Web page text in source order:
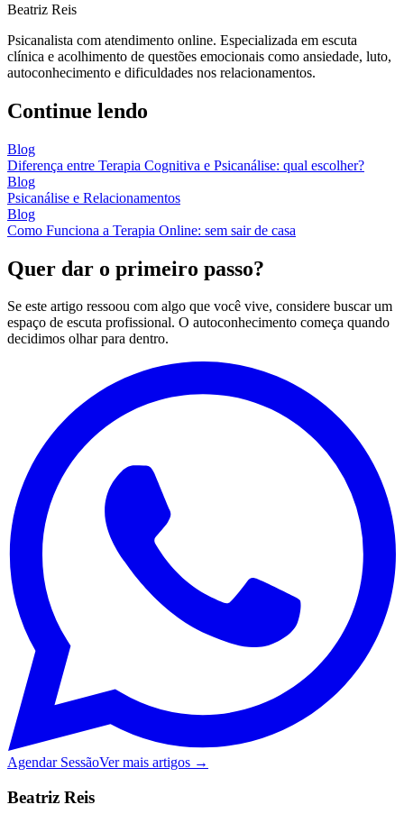
Beatriz Reis
Psicanalista com atendimento online. Especializada em escuta
clínica e acolhimento de questões emocionais como ansiedade, luto,
autoconhecimento e dificuldades nos relacionamentos.
Continue lendo
Blog
Diferença entre Terapia Cognitiva e Psicanálise: qual escolher?
Blog
Psicanálise e Relacionamentos
Blog
Como Funciona a Terapia Online: sem sair de casa
Quer dar o primeiro passo?
Se este artigo ressoou com algo que você vive, considere buscar um
espaço de escuta profissional. O autoconhecimento começa quando
decidimos olhar para dentro.
Agendar SessãoVer mais artigos →
Beatriz Reis